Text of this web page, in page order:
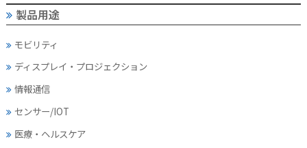
製品用途
モビリティ
ディスプレイ・ プロジェクション
情報通信
センサー/IOT
医療・ヘルスケア